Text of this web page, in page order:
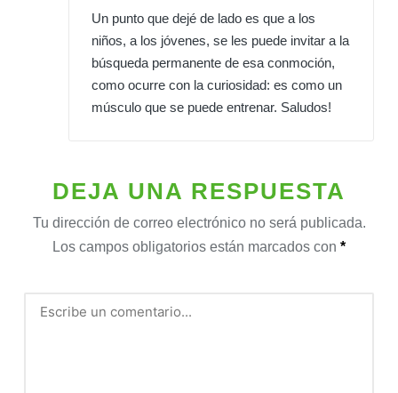
Un punto que dejé de lado es que a los
niños, a los jóvenes, se les puede invitar a la
búsqueda permanente de esa conmoción,
como ocurre con la curiosidad: es como un
músculo que se puede entrenar. Saludos!
DEJA UNA RESPUESTA
Tu dirección de correo electrónico no será publicada.
Los campos obligatorios están marcados con *